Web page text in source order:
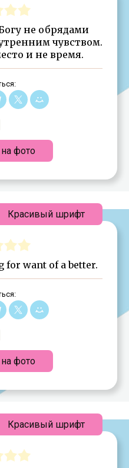
не обрядами
чувством.
и не время.
фото
for want of a better.
фото
Красивый шрифт
Красивый шрифт